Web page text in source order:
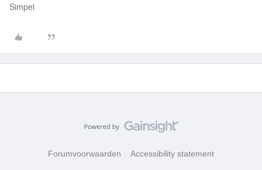
Simpel
Forumvoorwaarden Accessibility statement